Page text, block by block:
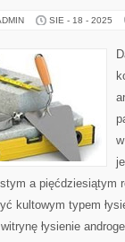
SIE - 18 - 2025
a pięćdziesiątym
kultowym typem
łysienie